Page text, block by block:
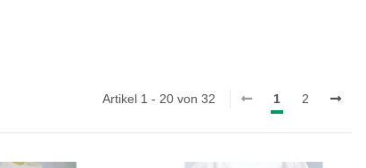
Artikel 1 - 20 von 32 1 2